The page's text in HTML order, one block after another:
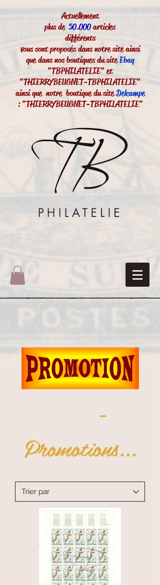
Actuellement
plus de50.000articles
différents
vous sont proposés dans notre site ainsi
que dans nos boutiques du siteEbay
"TBPHILATELIE" et
"THIERRYBEUGNET-TBPHILATELIE"
ainsi que notre boutique du siteDelcampe
: "THIERRYBEUGNET-TBPHILATELIE"
-
Promotions...